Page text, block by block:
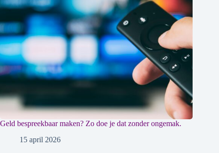
Geld bespreekbaar maken? Zo doe je dat zonder ongemak.
15 april 2026